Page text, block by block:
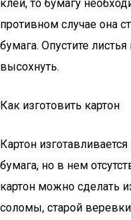
клей, то бумагу
противном случае она
бумага. Опустите
высохнуть.
Как изготовить картон
Картон
бумага, но в нем
картон можно сделать
соломы, старой